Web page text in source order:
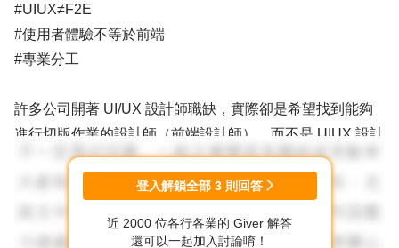
#UIUX≠F2E
#使用者體驗不等於前端
#專業分工
許多公司開著 UI/UX 設計師職缺，實際卻是希望找到能夠
進行切版作業的設計師（前端設計師），而不是 UIUX 設計
師（優化使用者體驗、進行用戶研究訪談測驗等流程）。
希望透過這個運動來幫助公司找到最適合自己的人才，也幫
登入解鎖全部 3 則回答
近 2000 位各行各業的 Giver 解答
還可以一起加入討論唷！